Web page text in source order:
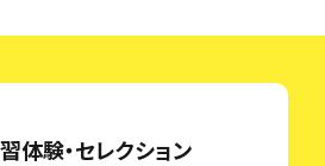
体験・セレクション